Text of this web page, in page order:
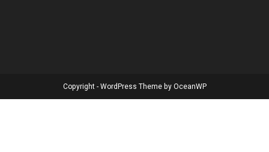
Copyright - WordPress Theme by OceanWP